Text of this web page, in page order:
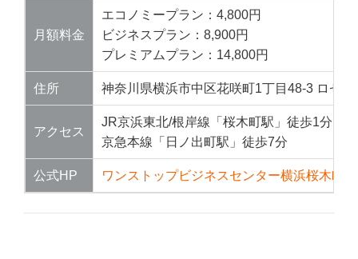
月額料金
エコノミープラン：4,800円
ビジネスプラン：8,900円
プレミアムプラン：14,800円
住所 神奈川県横浜市中区花咲町1丁目48-3 ロゼ桜
アクセス
JR京浜東北/根岸線「桜木町駅」徒歩1分
京急本線「日ノ出町駅」徒歩7分
公式HP ワンストップビジネスセンター横浜桜木町店